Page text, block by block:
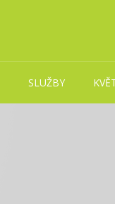
SLUŽBY